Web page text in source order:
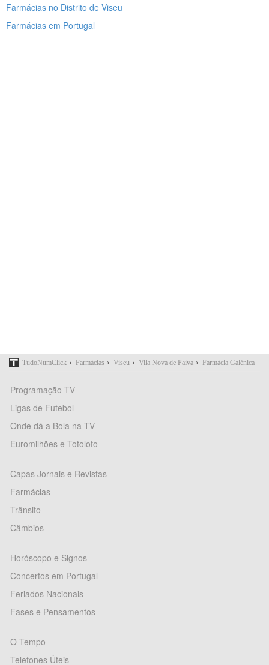
Farmácias no Distrito de Viseu
Farmácias em Portugal
TudoNumClick › Farmácias › Viseu › Vila Nova de Paiva › Farmácia Galénica
Programação TV
Ligas de Futebol
Onde dá a Bola na TV
Euromilhões e Totoloto
Capas Jornais e Revistas
Farmácias
Trânsito
Câmbios
Horóscopo e Signos
Concertos em Portugal
Feriados Nacionais
Fases e Pensamentos
O Tempo
Telefones Úteis